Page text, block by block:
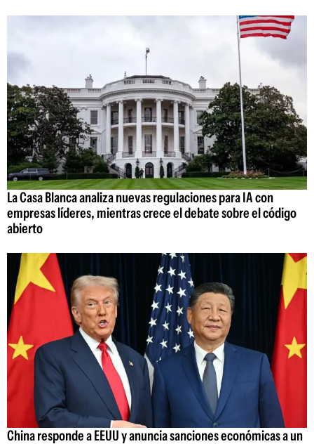
La Casa Blanca analiza nuevas regulaciones para IA con
empresas líderes, mientras crece el debate sobre el código
abierto
China responde a EEUU y anuncia sanciones económicas a un